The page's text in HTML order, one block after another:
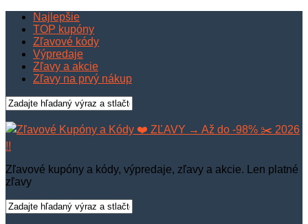
Najlepšie
TOP kupóny
Zľavové kódy
Výpredaje
Zľavy a akcie
Zľavy na prvý nákup
Zľavové kupóny a kódy, výpredaje, zľavy a akcie. Len platné
zľavy